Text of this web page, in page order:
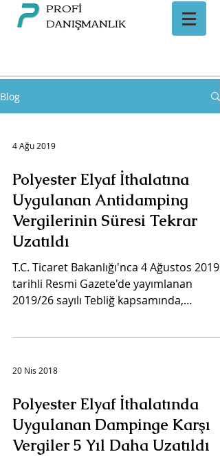
PROFİ
DANIŞMANLIK
Blog
4 Ağu 2019
Polyester Elyaf İthalatına
Uygulanan Antidamping
Vergilerinin Süresi Tekrar
Uzatıldı
T.C. Ticaret Bakanlığı'nca 4 Ağustos 2019
tarihli Resmi Gazete'de yayımlanan
2019/26 sayılı Tebliğ kapsamında,
20 Nis 2018
Polyester Elyaf İthalatında
Uygulanan Dampinge Karşı
Vergiler 5 Yıl Daha Uzatıldı